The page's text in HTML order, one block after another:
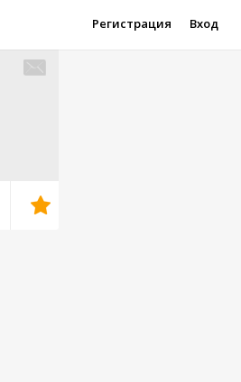
Регистрация Вход